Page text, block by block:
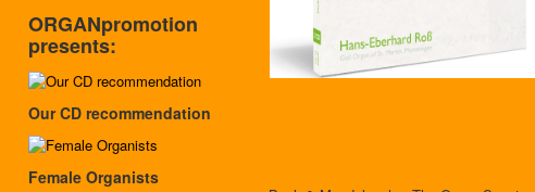
ORGANpromotion
presents:
Our CD recommendation
Female Organists